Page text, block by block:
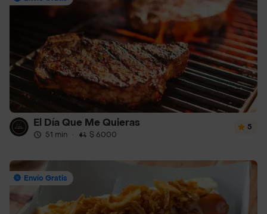
El Día Que Me Quieras
51 min · $ 6000
5
Envío Gratis